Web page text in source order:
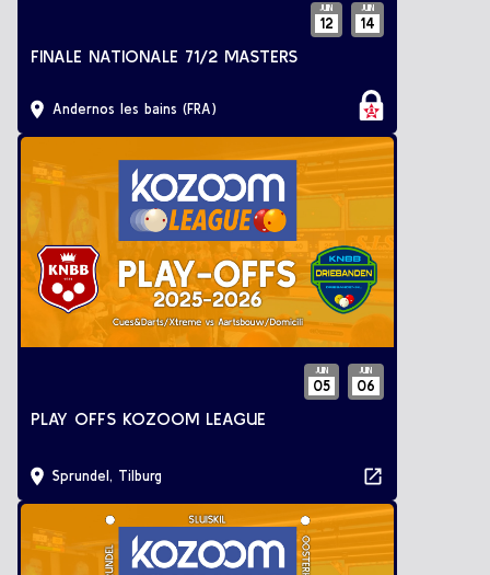
JUIN
12
JUIN
14
FINALE NATIONALE 71/2 MASTERS
Andernos les bains (FRA)
JUIN
05
JUIN
06
PLAY OFFS KOZOOM LEAGUE
Sprundel, Tilburg